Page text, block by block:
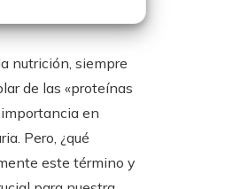
nutrición, siempre
de las «proteínas
en
Pero, ¿qué
este término y